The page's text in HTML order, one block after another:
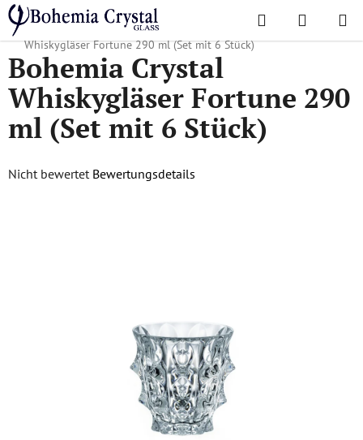
Zum
Inhalt
springen
Suchen
Startseite
/ Lieblingskollektionen /
Bohemia Crystal
Whiskygläser Fortune 290 ml (Set mit 6 Stück)
Bohemia Crystal
Whiskygläser Fortune 290
ml (Set mit 6 Stück)
Die
Nicht bewertet Bewertungsdetails